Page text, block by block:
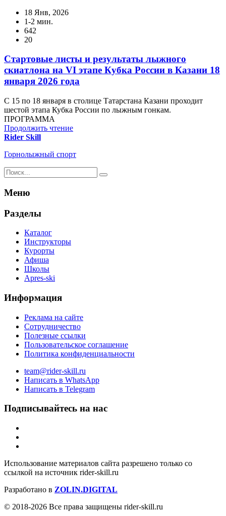
18 Янв, 2026
1-2 мин.
642
20
Стартовые листы и результаты лыжного
скиатлона на VI этапе Кубка России в Казани 18
января 2026 года
С 15 по 18 января в столице Татарстана Казани проходит
шестой этапа Кубка России по лыжным гонкам.
ПРОГРАММА
Продолжить чтение
Rider Skill
Горнолыжный спорт
Результаты
поиска
для:
%s:
Меню
Разделы
Каталог
Инструкторы
Курорты
Афиша
Школы
Apres-ski
Информация
Реклама на сайте
Сотрудничество
Полезные ссылки
Пользовательское соглашение
Политика конфиденциальности
team@rider-skill.ru
Написать в WhatsApp
Написать в Telegram
Подписывайтесь на нас
Использование материалов сайта разрешено только со
ссылкой на источник rider-skill.ru
Разработано в ZOLIN.DIGITAL
© 2018-2026 Все права защищены rider-skill.ru